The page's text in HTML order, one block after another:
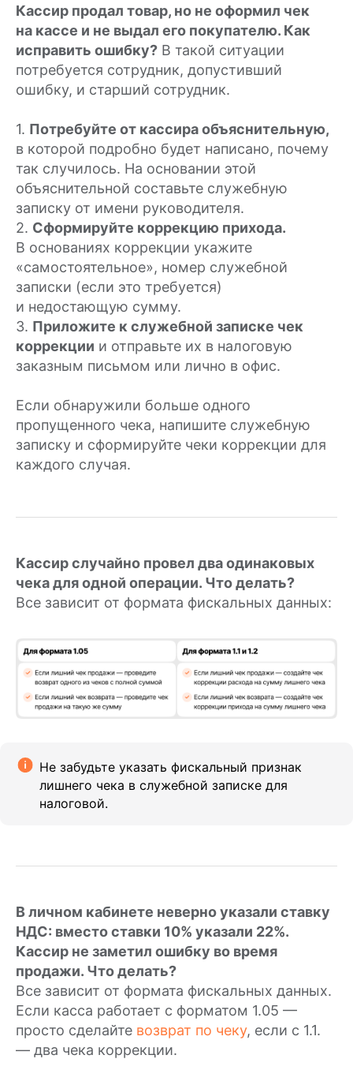
Кассир продал товар, но не оформил чек
на кассе и не выдал его покупателю. Как
исправить ошибку? В такой ситуации
потребуется сотрудник, допустивший
ошибку, и старший сотрудник.
1. Потребуйте от кассира объяснительную,
в которой подробно будет написано, почему
так случилось. На основании этой
объяснительной составьте служебную
записку от имени руководителя.
2. Сформируйте коррекцию прихода.
В основаниях коррекции укажите
«самостоятельное», номер служебной
записки (если это требуется)
и недостающую сумму.
3. Приложите к служебной записке чек
коррекции и отправьте их в налоговую
заказным письмом или лично в офис.
Если обнаружили больше одного
пропущенного чека, напишите служебную
записку и сформируйте чеки коррекции для
каждого случая.
Кассир случайно провел два одинаковых
чека для одной операции. Что делать?
Все зависит от формата фискальных данных:
Не забудьте указать фискальный признак
лишнего чека в служебной записке для
налоговой.
В личном кабинете неверно указали ставку
НДС: вместо ставки 10% указали 22%.
Кассир не заметил ошибку во время
продажи. Что делать?
Все зависит от формата фискальных данных.
Если касса работает с форматом 1.05 —
просто сделайте возврат по чеку, если с 1.1.
— два чека коррекции.
Москва, Новодмитровская, 2к1, 4 эт.
Пн-пт, с 9:00 до 18:00
Info@modulkassa.ru
Решить вопрос:
8 800 100 66 62
Купить онлайн-кассу:
8 800 551 86 77
Написать нам
Оставить заявку
NewPay
Касса в смартфоне
Касса под ключ
Касса в аренду
Подключение к ОФД
Терминалы эквайринга
Фискальные накопители
Интернет-эквайринг
Торговый эквайринг
Онлайн-касса MSPOS‑K
Онлайн-касса MSPOS‑E‑РФ
Онлайн-касса MSPOS‑SE-Ф
Онлайн-касса MSPOS‑Т‑Ф
Онлайн-кассы
Для курьеров
Для такси
Для кафе и ресторанов
Для сфер услуг
Для интернет-магазина
Для видов бизнеса